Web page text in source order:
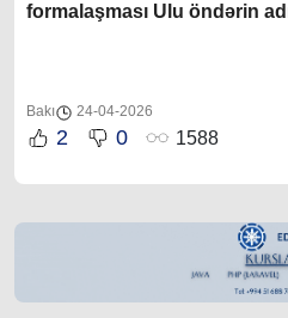
formalaşması Ulu öndərin
Bakı 24-04-2026
2 0 1588